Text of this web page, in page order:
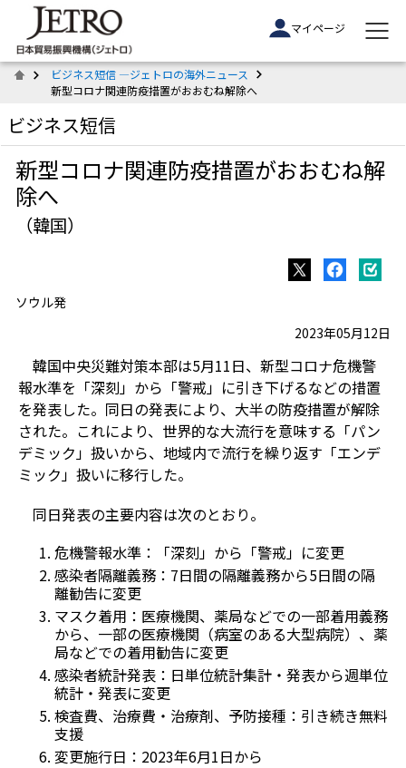
マイページ
ビジネス短信 ―ジェトロの海外ニュース
新型コロナ関連防疫措置がおおむね解除へ
ビジネス短信
新型コロナ関連防疫措置がおおむね解
除へ
（韓国）
ソウル発
2023年05月12日
韓国中央災難対策本部は5月11日、新型コロナ危機警
報水準を「深刻」から「警戒」に引き下げるなどの措置
を発表した。同日の発表により、大半の防疫措置が解除
された。これにより、世界的な大流行を意味する「パン
デミック」扱いから、地域内で流行を繰り返す「エンデ
ミック」扱いに移行した。
同日発表の主要内容は次のとおり。
危機警報水準：「深刻」から「警戒」に変更
感染者隔離義務：7日間の隔離義務から5日間の隔
離勧告に変更
マスク着用：医療機関、薬局などでの一部着用義務
から、一部の医療機関（病室のある大型病院）、薬
局などでの着用勧告に変更
感染者統計発表：日単位統計集計・発表から週単位
統計・発表に変更
検査費、治療費・治療剤、予防接種：引き続き無料
支援
変更施行日：2023年6月1日から